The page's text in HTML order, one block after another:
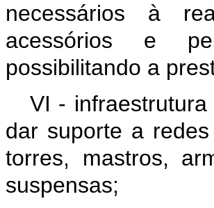
necessários à
acessórios e
possibilitando a
VI -
dar suporte a
torres, mastros,
suspensas;